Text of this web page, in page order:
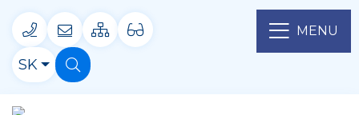
+421 032 65 58 234
obecnyurad@trencianskatepla.sk
Mapa webuVerzia pre seniorov
SKSlovensky
Hľadať
MENU